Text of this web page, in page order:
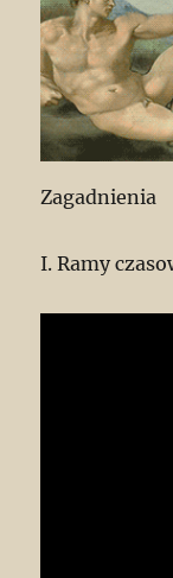
Zagadnienia
I. Ramy